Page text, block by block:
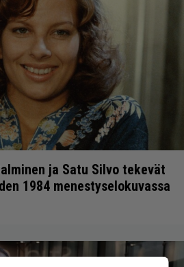
ja Satu Silvo tekevät
1984 menestyselokuvassa